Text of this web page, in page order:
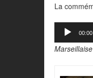
La
Lecteur
audio
00:00